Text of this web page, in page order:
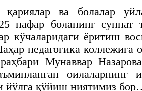
ва болалар
нафар боланинг суннат
кўчаларидаги ёритиш
педагогика коллежига
Мунаввар
оилаларнинг
йўлга қўйиш ниятимиз